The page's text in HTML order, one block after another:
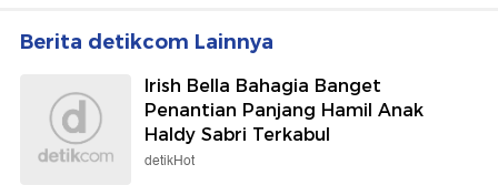
Berita detikcom Lainnya
Irish Bella Bahagia Banget
Penantian Panjang Hamil Anak
Haldy Sabri Terkabul
detikHot